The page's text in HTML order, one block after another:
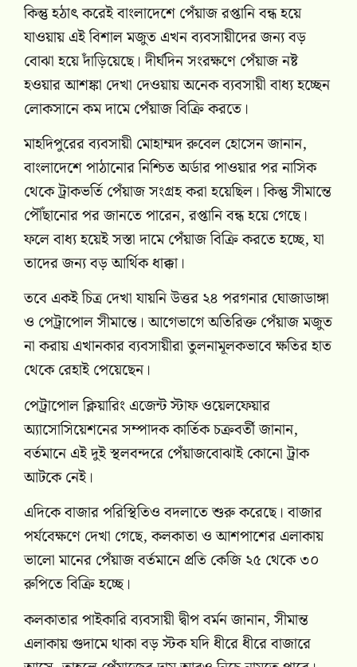
কিন্তু হঠাৎ করেই বাংলাদেশে পেঁয়াজ রপ্তানি বন্ধ হয়ে
যাওয়ায় এই বিশাল মজুত এখন ব্যবসায়ীদের জন্য বড়
বোঝা হয়ে দাঁড়িয়েছে। দীর্ঘদিন সংরক্ষণে পেঁয়াজ নষ্ট
হওয়ার আশঙ্কা দেখা দেওয়ায় অনেক ব্যবসায়ী বাধ্য হচ্ছেন
লোকসানে কম দামে পেঁয়াজ বিক্রি করতে।
মাহদিপুরের ব্যবসায়ী মোহাম্মদ রুবেল হোসেন জানান,
বাংলাদেশে পাঠানোর নিশ্চিত অর্ডার পাওয়ার পর নাসিক
থেকে ট্রাকভর্তি পেঁয়াজ সংগ্রহ করা হয়েছিল। কিন্তু সীমান্তে
পৌঁছানোর পর জানতে পারেন, রপ্তানি বন্ধ হয়ে গেছে।
ফলে বাধ্য হয়েই সস্তা দামে পেঁয়াজ বিক্রি করতে হচ্ছে, যা
তাদের জন্য বড় আর্থিক ধাক্কা।
তবে একই চিত্র দেখা যায়নি উত্তর ২৪ পরগনার ঘোজাডাঙ্গা
ও পেট্রাপোল সীমান্তে। আগেভাগে অতিরিক্ত পেঁয়াজ মজুত
না করায় এখানকার ব্যবসায়ীরা তুলনামূলকভাবে ক্ষতির হাত
থেকে রেহাই পেয়েছেন।
পেট্রাপোল ক্লিয়ারিং এজেন্ট স্টাফ ওয়েলফেয়ার
অ্যাসোসিয়েশনের সম্পাদক কার্তিক চক্রবর্তী জানান,
বর্তমানে এই দুই স্থলবন্দরে পেঁয়াজবোঝাই কোনো ট্রাক
আটকে নেই।
এদিকে বাজার পরিস্থিতিও বদলাতে শুরু করেছে। বাজার
পর্যবেক্ষণে দেখা গেছে, কলকাতা ও আশপাশের এলাকায়
ভালো মানের পেঁয়াজ বর্তমানে প্রতি কেজি ২৫ থেকে ৩০
রুপিতে বিক্রি হচ্ছে।
কলকাতার পাইকারি ব্যবসায়ী দ্বীপ বর্মন জানান, সীমান্ত
এলাকায় গুদামে থাকা বড় স্টক যদি ধীরে ধীরে বাজারে